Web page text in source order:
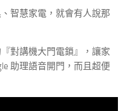
智慧家電，就會有人說那
對講機大門電鎖』，讓家
助理語音開門，而且超便